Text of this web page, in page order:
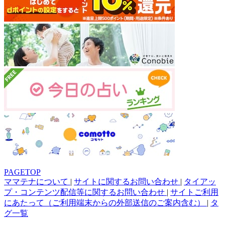
PAGETOP
ママテナについて | サイトに関するお問い合わせ | タイアッ
プ・コンテンツ配信等に関するお問い合わせ | サイトご利用
にあたって（ご利用端末からの外部送信のご案内含む） | タ
グ一覧